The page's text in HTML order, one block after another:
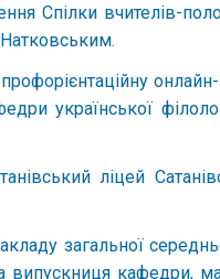
Спілки вчителів-
української
ліцей
загальної
кафедри,